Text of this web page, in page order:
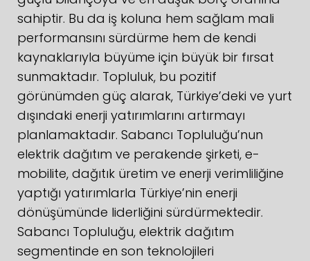
sahiptir. Bu da iş koluna hem sağlam mali
performansını sürdürme hem de kendi
kaynaklarıyla büyüme için büyük bir fırsat
sunmaktadır. Topluluk, bu pozitif
görünümden güç alarak, Türkiye’deki ve yurt
dışındaki enerji yatırımlarını artırmayı
planlamaktadır. Sabancı Topluluğu’nun
elektrik dağıtım ve perakende şirketi, e-
mobilite, dağıtık üretim ve enerji verimliliğine
yaptığı yatırımlarla Türkiye’nin enerji
dönüşümünde liderliğini sürdürmektedir.
Sabancı Topluluğu, elektrik dağıtım
segmentinde en son teknolojileri